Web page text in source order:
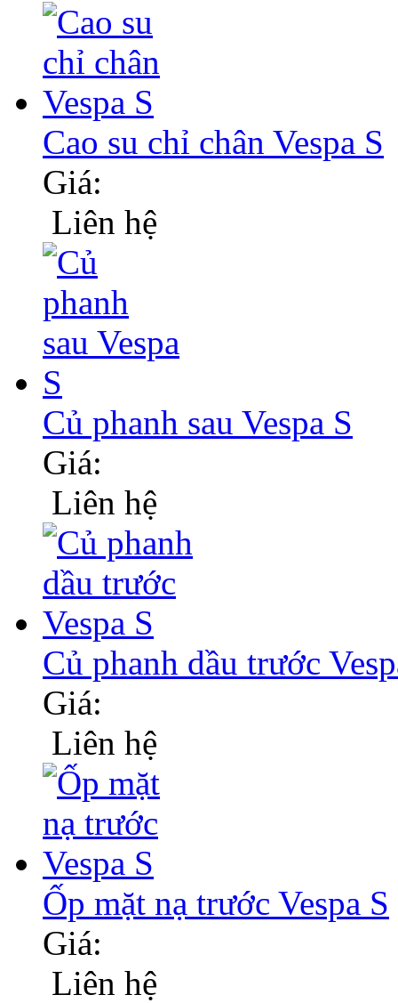
Cao su chỉ chân Vespa S
Giá:
Liên hệ
Củ phanh sau Vespa S
Giá:
Liên hệ
Củ phanh dầu trước
Giá:
Liên hệ
Ốp mặt nạ trước Vespa S
Giá:
Liên hệ